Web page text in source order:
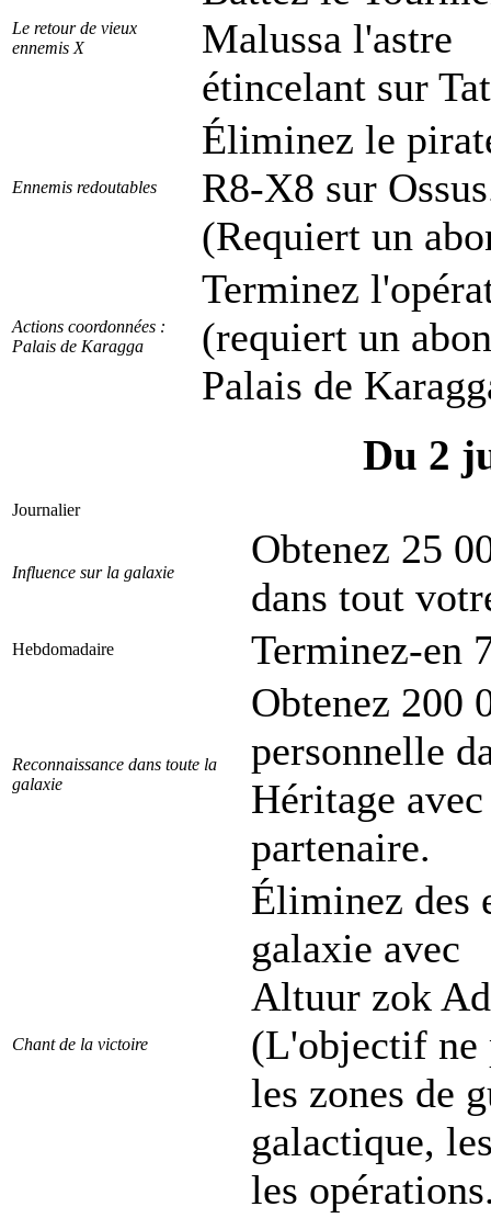
Le retour de vieux
ennemis X
Malussa l'astre
étincelant sur
Ennemis redoutables
Éliminez le
R8-X8 sur
(Requiert un
Actions coordonnées :
Palais de Karagga
Terminez
(requiert un
Palais de
Du 2
Journalier
Influence sur la galaxie
Obtenez 25
dans tout
Hebdomadaire Terminez-en
Reconnaissance dans toute la
galaxie
Obtenez 200
personnelle
Héritage
partenaire.
Chant de la victoire
Éliminez des
galaxie avec
Altuur zok
(L'objectif ne
les zones de
galactique,
les